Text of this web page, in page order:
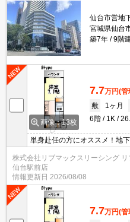
仙台市営地
宮城県仙台
築7年
9階
画像：13枚
7.7万円(管
敷
1ヶ月
6階
1K
単身赴任の方にオススメ！地
分！インターネット無料・経
ロック・TVインターホン・宅
隣には、コンビニ・スーパー
株式会社リブマックスリーシング リ
仙台駅前店
情報更新日 2026/08/08
7.7万円(管